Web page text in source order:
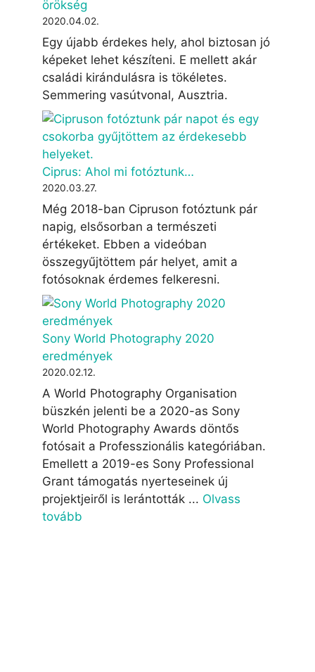
örökség
2020.04.02.
Egy újabb érdekes hely, ahol biztosan jó
képeket lehet készíteni. E mellett akár
családi kirándulásra is tökéletes.
Semmering vasútvonal, Ausztria.
Ciprus: Ahol mi fotóztunk…
2020.03.27.
Még 2018-ban Cipruson fotóztunk pár
napig, elsősorban a természeti
értékeket. Ebben a videóban
összegyűjtöttem pár helyet, amit a
fotósoknak érdemes felkeresni.
Sony World Photography 2020
eredmények
2020.02.12.
A World Photography Organisation
büszkén jelenti be a 2020-as Sony
World Photography Awards döntős
fotósait a Professzionális kategóriában.
Emellett a 2019-es Sony Professional
Grant támogatás nyerteseinek új
projektjeiről is lerántották ... Olvass
tovább